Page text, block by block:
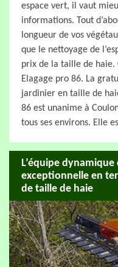
espace vert, il vaut
informations. Tout
longueur de vos
que le nettoyage de
prix de la taille de haie.
Elagage pro 86. La
jardinier en taille de
86 est unanime à
tous ses environs. Elle
L’équipe
exceptionnelle en
de taille de haie